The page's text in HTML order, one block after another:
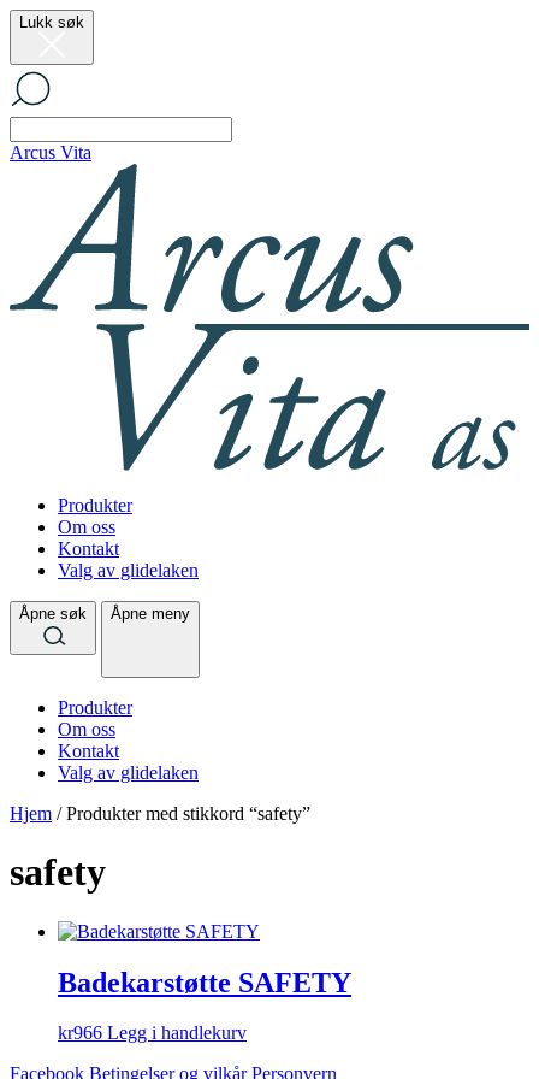
Lukk søk
Arcus Vita
Produkter
Om oss
Kontakt
Valg av glidelaken
Åpne søk Åpne meny
Produkter
Om oss
Kontakt
Valg av glidelaken
Hjem / Produkter med stikkord “safety”
safety
Badekarstøtte SAFETY
kr966 Legg i handlekurv
Facebook Betingelser og vilkår Personvern